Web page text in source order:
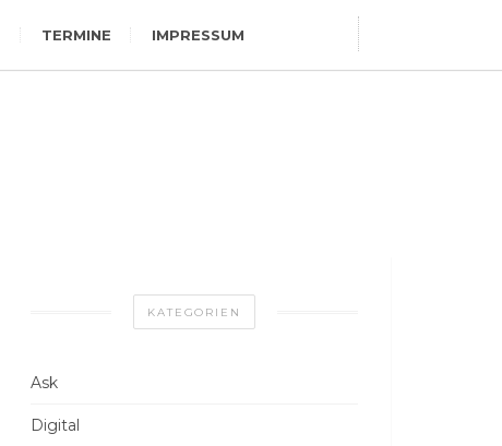
TERMINE IMPRESSUM
KATEGORIEN
Ask
Digital